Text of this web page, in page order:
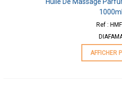
1000ml
Ref :
AFFICHER